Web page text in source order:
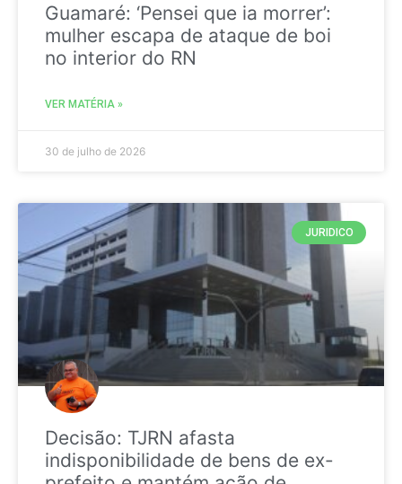
Guamaré: ‘Pensei que ia morrer’:
mulher escapa de ataque de boi
no interior do RN
VER MATÉRIA »
30 de julho de 2026
JURIDICO
Decisão: TJRN afasta
indisponibilidade de bens de ex-